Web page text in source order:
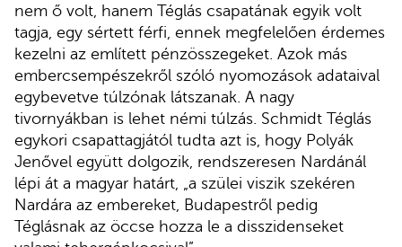
nem ő volt, hanem Téglás csapatának egyik volt
tagja, egy sértett férfi, ennek megfelelően érdemes
kezelni az említett pénzösszegeket. Azok más
embercsempészekről szóló nyomozások adataival
egybevetve túlzónak látszanak. A nagy
tivornyákban is lehet némi túlzás. Schmidt Téglás
egykori csapattagjától tudta azt is, hogy Polyák
Jenővel együtt dolgozik, rendszeresen Nardánál
lépi át a magyar határt, „a szülei viszik szekéren
Nardára az embereket, Budapestről pedig
Téglásnak az öccse hozza le a disszidenseket